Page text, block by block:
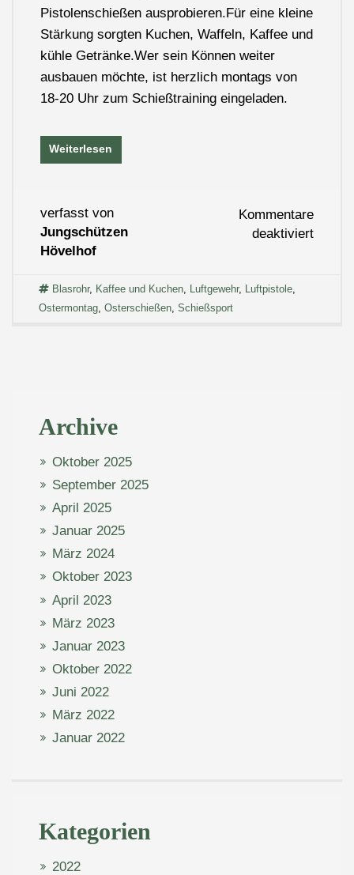
Pistolenschießen ausprobieren.Für eine kleine
Stärkung sorgten Kuchen, Waffeln, Kaffee und
kühle Getränke.Wer sein Können weiter
ausbauen möchte, ist herzlich montags von
18-20 Uhr zum Schießtraining eingeladen.
Weiterlesen
verfasst von
Jungschützen
Hövelhof
Kommentare
deaktiviertfür
Blasrohr, Kaffee und Kuchen, Luftgewehr, Luftpistole,
Ostermontag, Osterschießen, Schießsport
Archive
Oktober 2025
September 2025
April 2025
Januar 2025
März 2024
Oktober 2023
April 2023
März 2023
Januar 2023
Oktober 2022
Juni 2022
März 2022
Januar 2022
Kategorien
2022